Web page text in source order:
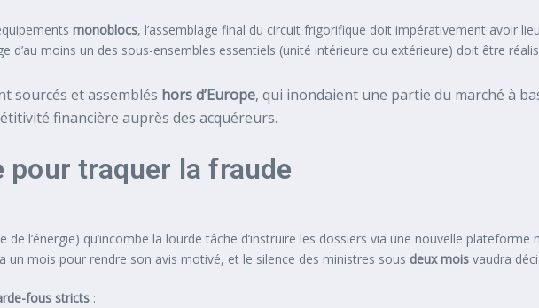
monoblocs, l’assemblage final du circuit frigorifique doit impérativement avoir
d’au moins un des sous-ensembles essentiels (unité intérieure ou extérieure) doit être
sourcés et assemblés hors d’Europe, qui inondaient une partie du marché à
financière auprès des acquéreurs.
pour traquer la fraude
de l’énergie) qu’incombe la lourde tâche d’instruire les dossiers via une nouvelle
un mois pour rendre son avis motivé, et le silence des ministres sous deux mois vaudra
fous stricts :